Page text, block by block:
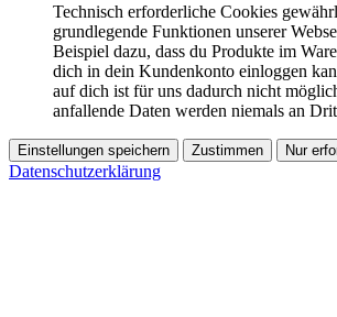
Technisch erforderliche Cookies
grundlegende Funktionen unserer
Beispiel dazu, dass du Produkte im
dich in dein Kundenkonto einloggen
auf dich ist für uns dadurch nicht
anfallende Daten werden niemals an
Einstellungen speichern Zustimmen Nur
Datenschutzerklärung